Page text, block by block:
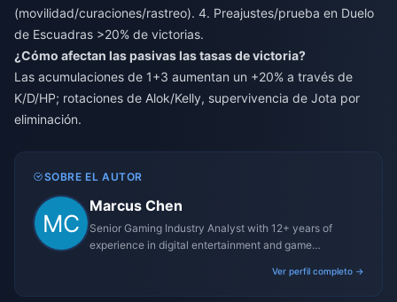
(movilidad/curaciones/rastreo). 4. Preajustes/prueba en Duelo
de Escuadras >20% de victorias.
¿Cómo afectan las pasivas las tasas de victoria?
Las acumulaciones de 1+3 aumentan un +20% a través de
K/D/HP; rotaciones de Alok/Kelly, supervivencia de Jota por
eliminación.
SOBRE EL AUTOR
Marcus Chen
Senior Gaming Industry Analyst with 12+ years of
experience in digital entertainment and game
Ver perfil completo →